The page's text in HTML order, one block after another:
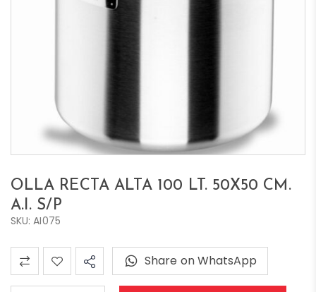
OLLA RECTA ALTA 100 LT. 50X50 CM.
A.I. S/P
SKU: AI075
Share on WhatsApp